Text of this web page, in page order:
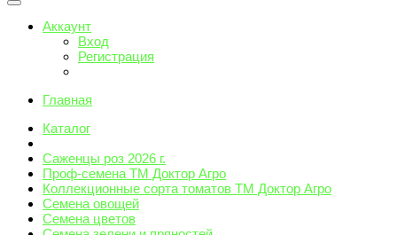
Аккаунт
Вход
Регистрация
Главная
Каталог
Саженцы роз 2026 г.
Проф-семена ТМ Доктор Агро
Коллекционные сорта томатов ТМ Доктор Агро
Семена овощей
Семена цветов